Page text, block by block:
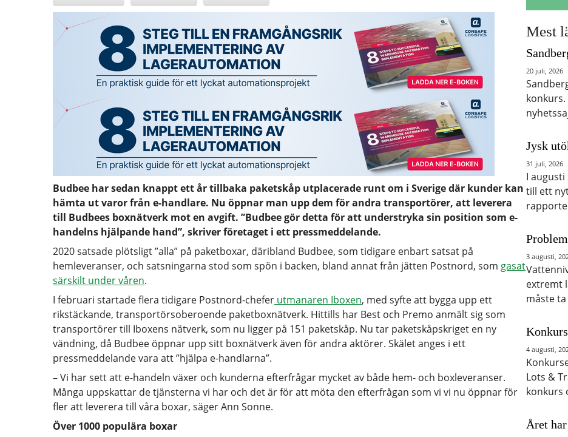
Budbee har sedan knappt ett år tillbaka paketskåp utplacerade runt om i Sverige där kunder kan
hämta ut varor från e-handlare. Nu öppnar man upp dem för andra transportörer, att leverera
till Budbees boxnätverk mot en avgift. ”Budbee gör detta för att understryka sin position som e-
handelns hjälpande hand”, skriver företaget i ett pressmeddelande.
2020 satsade plötsligt ”alla” på paketboxar, däribland Budbee, som tidigare enbart satsat på
hemleveranser, och satsningarna stod som spön i backen, bland annat från jätten Postnord, som gasat
särskilt under våren.
I februari startade flera tidigare Postnord-chefer utmanaren Iboxen, med syfte att bygga upp ett
rikstäckande, transportörsoberoende paketboxnätverk. Hittills har Best och Premo anmält sig som
transportörer till Iboxens nätverk, som nu ligger på 151 paketskåp. Nu tar paketskåpskriget en ny
vändning, då Budbee öppnar upp sitt boxnätverk även för andra aktörer. Skälet anges i ett
pressmeddelande vara att ”hjälpa e-handlarna”.
– Vi har sett att e-handeln växer och kunderna efterfrågar mycket av både hem- och boxleveranser.
Många uppskattar de tjänsterna vi har och det är för att möta den efterfrågan som vi vi nu öppnar för
fler att leverera till våra boxar, säger Ann Sonne.
Över 1000 populära boxar
Mest
20 juli, 2026
Jysk
31 juli, 2026
I augusti
till ett
3 augusti,
extremt
måste
4 augusti,
Lots &
konkurs
Året